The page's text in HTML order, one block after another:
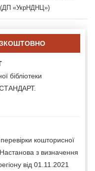
(ДП «УкрНДНЦ»)
бібліотеки
кошторисної
з визначення
від 01.11.2021